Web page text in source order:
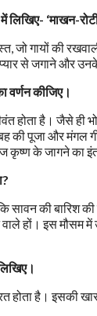
‘माखन-
जो गायों की
से जगाने और उनके
वर्णन कीजिए।
होता है। जैसे ही
पूजा और मंगल
कृष्ण के जागने का
सावन की
हों। इस मौसम में
होता है। इसकी